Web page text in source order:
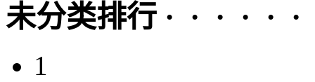
未分类排行 · · · · · ·
1